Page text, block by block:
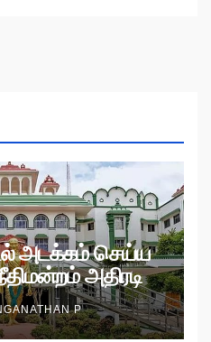
அடக்கம் செய்ய
அதிரடி
P